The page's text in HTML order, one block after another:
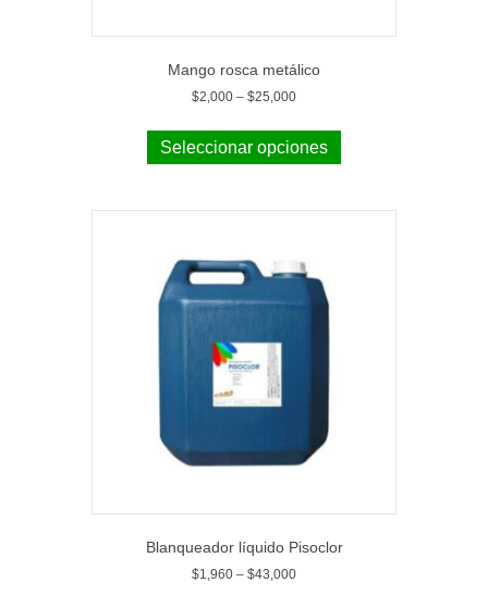
Mango rosca metálico
$2,000 – $25,000
Seleccionar opciones
Blanqueador líquido Pisoclor
$1,960 – $43,000